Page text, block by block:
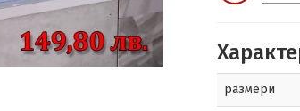
размери